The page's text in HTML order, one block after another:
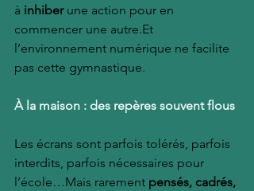
à inhiber une action pour en
commencer une autre.Et
l’environnement numérique ne facilite
pas cette gymnastique.
À la maison : des repères souvent flous
Les écrans sont parfois tolérés, parfois
interdits, parfois nécessaires pour
l’école…Mais rarement pensés, cadrés,